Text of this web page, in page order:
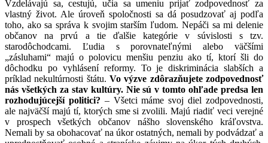
Vzdelávajú sa, cestujú, učia sa umeniu prijať zodpovednosť za
vlastný život. Ale úroveň spoločnosti sa dá posudzovať aj podľa
toho, ako sa správa k svojim starším ľudom. Nepáči sa mi delenie
občanov na prvú a tie ďalšie kategórie v súvislosti s tzv.
starodôchodcami. Ľudia s porovnateľnými alebo väčšími
„zásluhami“ majú o polovicu menšiu penziu ako tí, ktorí šli do
dôchodku po vyhlásení reformy. To je diskriminácia slabších a
príklad nekultúrnosti štátu. Vo výzve zdôrazňujete zodpovednosť
nás všetkých za stav kultúry. Nie sú v tomto ohľade predsa len
rozhodujúcejší politici? – Všetci máme svoj diel zodpovednosti,
ale najväčší majú tí, ktorých sme si zvolili. Majú riadiť veci verejné
v prospech všetkých občanov nášho slovenského kráľovstva.
Nemali by sa obohacovať na úkor ostatných, nemali by podvádzať a